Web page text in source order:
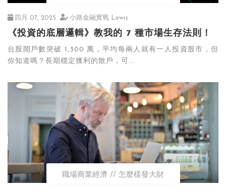
四月 07, 2025 小路金融實戰 Lewis
《投資的底層邏輯》教我的 7 種市場生存法則！
台股開戶數突破 1,300 萬，平均每兩人就有一人投資股市，但
你知道嗎？長期穩定獲利的散戶，可...
職場商業經濟 怎麼樣發大財